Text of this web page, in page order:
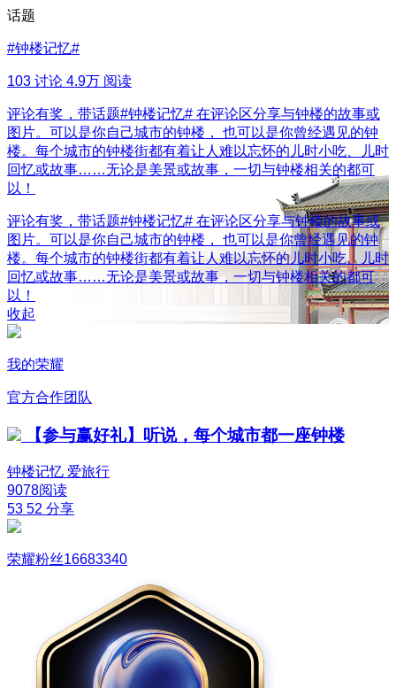
话题
#钟楼记忆#
103 讨论 4.9万 阅读
评论有奖，带话题#钟楼记忆# 在评论区分享与钟楼的故事或
图片。可以是你自己城市的钟楼， 也可以是你曾经遇见的钟
楼。每个城市的钟楼街都有着让人难以忘怀的儿时小吃、儿时
回忆或故事……无论是美景或故事，一切与钟楼相关的都可
以！
评论有奖，带话题#钟楼记忆# 在评论区分享与钟楼的故事或
图片。可以是你自己城市的钟楼， 也可以是你曾经遇见的钟
楼。每个城市的钟楼街都有着让人难以忘怀的儿时小吃、儿时
回忆或故事……无论是美景或故事，一切与钟楼相关的都可
以！
收起
我的荣耀
官方合作团队
【参与赢好礼】听说，每个城市都一座钟楼
钟楼记忆 爱旅行
9078阅读
53 52 分享
荣耀粉丝16683340